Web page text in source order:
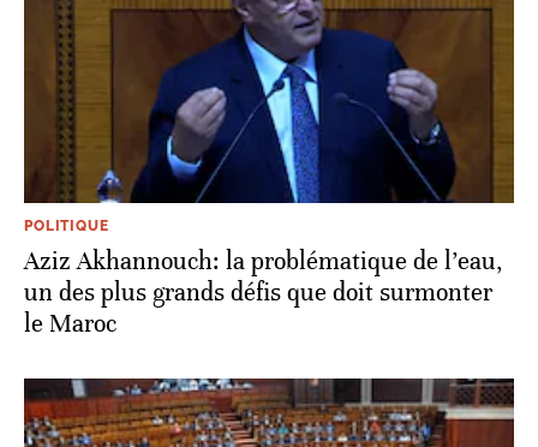
POLITIQUE
Aziz Akhannouch: la problématique de l’eau,
un des plus grands défis que doit surmonter
le Maroc